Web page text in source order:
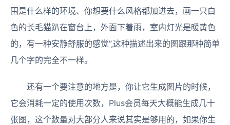
围是什么样的环境、你想要什么风格都加进去，画一只白
色的长毛猫趴在窗台上，外面下着雨，室内灯光是暖黄色
的，有一种安静舒服的感觉”,这种描述出来的图跟那种简单
几个字的完全不一样。
还有一个要注意的地方是，你让它生成图片的时候，
它会消耗一定的使用次数，Plus会员每天大概能生成几十
张图，这个数量对大部分人来说其实是够用的，如果你生